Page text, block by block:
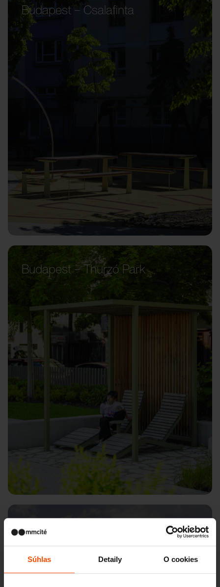
Súhlas Detaily O cookies
Budapest – Csalafinta
Budapest – Thurzó Park
Városliget – Magyar Zene Háza